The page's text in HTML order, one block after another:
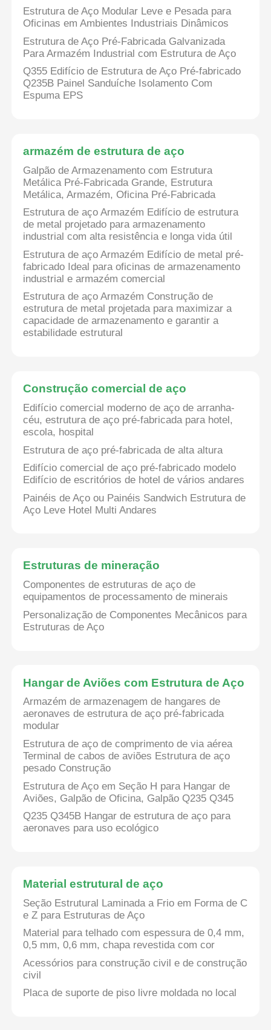
Casa
Produtos
Quem Somos
Fábrica
Controle de Qualidade
Pedir um orçamento
Casa pré-fabricada de aço leve
Estrutura de Aço Modular Leve e Pesada para
Oficinas em Ambientes Industriais Dinâmicos
Estrutura de Aço Pré-Fabricada Galvanizada
Para Armazém Industrial com Estrutura de Aço
Q355 Edifício de Estrutura de Aço Pré-fabricado
Q235B Painel Sanduíche Isolamento Com
Espuma EPS
armazém de estrutura de aço
Galpão de Armazenamento com Estrutura
Metálica Pré-Fabricada Grande, Estrutura
Metálica, Armazém, Oficina Pré-Fabricada
Estrutura de aço Armazém Edifício de estrutura
de metal projetado para armazenamento
industrial com alta resistência e longa vida útil
Estrutura de aço Armazém Edifício de metal pré-
fabricado Ideal para oficinas de armazenamento
industrial e armazém comercial
Estrutura de aço Armazém Construção de
estrutura de metal projetada para maximizar a
capacidade de armazenamento e garantir a
estabilidade estrutural
Construção comercial de aço
Edifício comercial moderno de aço de arranha-
céu, estrutura de aço pré-fabricada para hotel,
escola, hospital
Estrutura de aço pré-fabricada de alta altura
Edifício comercial de aço pré-fabricado modelo
Edifício de escritórios de hotel de vários andares
Painéis de Aço ou Painéis Sandwich Estrutura de
Aço Leve Hotel Multi Andares
Estruturas de mineração
Componentes de estruturas de aço de
equipamentos de processamento de minerais
Personalização de Componentes Mecânicos para
Estruturas de Aço
Hangar de Aviões com Estrutura de Aço
Armazém de armazenagem de hangares de
aeronaves de estrutura de aço pré-fabricada
modular
Estrutura de aço de comprimento de via aérea
Terminal de cabos de aviões Estrutura de aço
pesado Construção
Estrutura de Aço em Seção H para Hangar de
Aviões, Galpão de Oficina, Galpão Q235 Q345
Q235 Q345B Hangar de estrutura de aço para
aeronaves para uso ecológico
Material estrutural de aço
Seção Estrutural Laminada a Frio em Forma de C
e Z para Estruturas de Aço
Material para telhado com espessura de 0,4 mm,
0,5 mm, 0,6 mm, chapa revestida com cor
Acessórios para construção civil e de construção
civil
Placa de suporte de piso livre moldada no local